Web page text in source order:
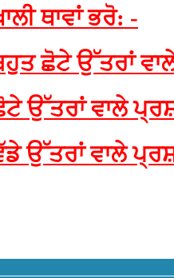
ਥਾਵਾਂ ਭਰੋ: -
ਛੋਟੇ ਉੱਤਰਾਂ
ਉੱਤਰਾਂ ਵਾਲੇ
ਉੱਤਰਾਂ ਵਾਲੇ